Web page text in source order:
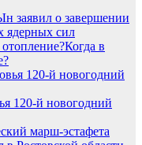
заявил о завершении
ядерных сил
Когда в
120-й новогодний